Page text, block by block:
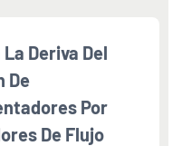
Deriva Del
De
Por
De Flujo